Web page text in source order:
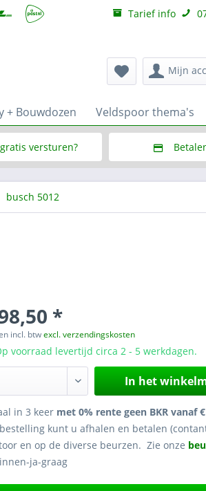
Tarief info
Mijn
+ Bouwdozen Veldspoor thema's
versturen?
busch 5012
*
incl. btwexcl. verzendingskosten
voorraad levertijd circa 2 - 5 werkdagen.
In het
in 3 keer met 0% rente geen BKR vanaf
kunt u afhalen en betalen
en op de diverse beurzen. Zie onze